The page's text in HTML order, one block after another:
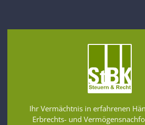
Ihr Vermächtnis in erfahrenen
Erbrechts- und